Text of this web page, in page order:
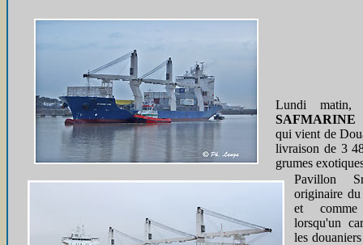
Lundi matin,
qui vient de
livraison de 3
grumes
Pavillon
originaire
et comme
lorsqu'un
les